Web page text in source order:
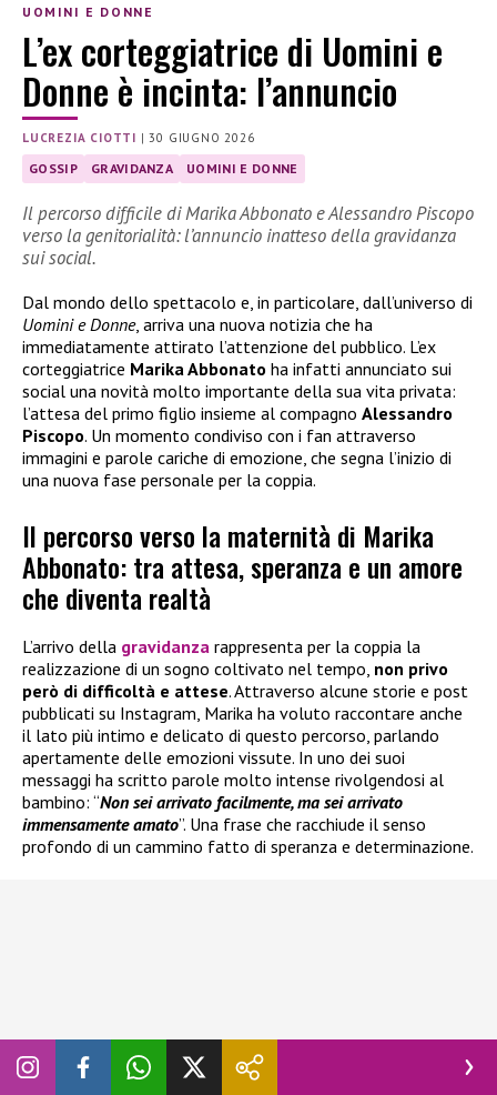
UOMINI E DONNE
L’ex corteggiatrice di Uomini e
Donne è incinta: l’annuncio
LUCREZIA CIOTTI |30 GIUGNO 2026
GOSSIP GRAVIDANZA UOMINI E DONNE
Il percorso difficile di Marika Abbonato e Alessandro Piscopo
verso la genitorialità: l’annuncio inatteso della gravidanza
sui social.
Dal mondo dello spettacolo e, in particolare, dall’universo di
Uomini e Donne, arriva una nuova notizia che ha
immediatamente attirato l’attenzione del pubblico. L’ex
corteggiatrice Marika Abbonato ha infatti annunciato sui
social una novità molto importante della sua vita privata:
l’attesa del primo figlio insieme al compagno Alessandro
Piscopo. Un momento condiviso con i fan attraverso
immagini e parole cariche di emozione, che segna l’inizio di
una nuova fase personale per la coppia.
Il percorso verso la maternità di Marika
Abbonato: tra attesa, speranza e un amore
che diventa realtà
L’arrivo della gravidanza rappresenta per la coppia la
realizzazione di un sogno coltivato nel tempo, non privo
però di difficoltà e attese. Attraverso alcune storie e post
pubblicati su Instagram, Marika ha voluto raccontare anche
il lato più intimo e delicato di questo percorso, parlando
apertamente delle emozioni vissute. In uno dei suoi
messaggi ha scritto parole molto intense rivolgendosi al
bambino: “Non sei arrivato facilmente, ma sei arrivato
immensamente amato”. Una frase che racchiude il senso
profondo di un cammino fatto di speranza e determinazione.